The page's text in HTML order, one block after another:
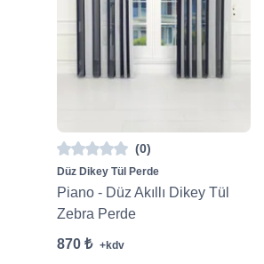
(0)
Düz Dikey Tül Perde
Piano - Düz Akıllı Dikey Tül
Zebra Perde
870 ₺ +kdv